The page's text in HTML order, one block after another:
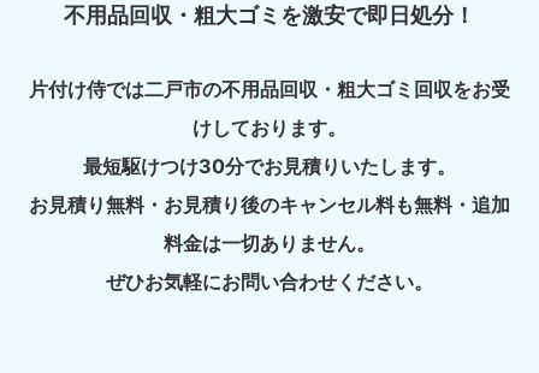
不用品回収・粗大ゴミを激安で即日処分！
片付け侍では二戸市の不用品回収・粗大ゴミ回収をお受
けしております。
最短駆けつけ30分でお見積りいたします。
お見積り無料・お見積り後のキャンセル料も無料・追加
料金は一切ありません。
ぜひお気軽にお問い合わせください。